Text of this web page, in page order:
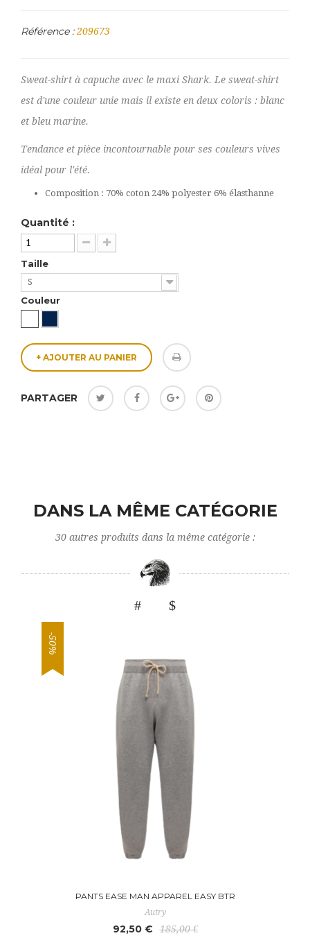
Référence : 209673
Sweat-shirt à capuche avec le maxi Shark. Le sweat-shirt
est d'une couleur unie mais il existe en deux coloris : blanc
et bleu marine.
Tendance et pièce incontournable pour ses couleurs vives
idéal pour l'été.
Composition : 70% coton 24% polyester 6% élasthanne
Quantité :
Taille
S
Couleur
+ AJOUTER AU PANIER
PARTAGER
DANS LA MÊME CATÉGORIE
30 autres produits dans la même catégorie :
-50%
PANTS EASE MAN APPAREL EASY BTR
Autry
92,50 € 185,00 €